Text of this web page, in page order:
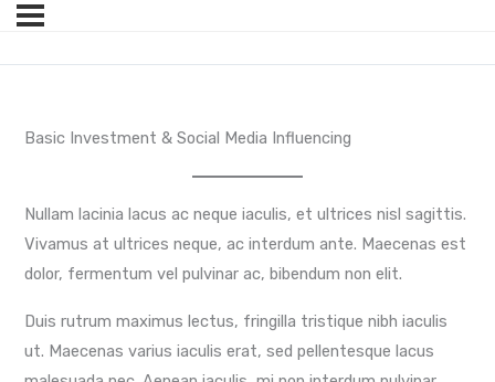
Basic Investment & Social Media Influencing
Nullam lacinia lacus ac neque iaculis, et ultrices nisl sagittis.
Vivamus at ultrices neque, ac interdum ante. Maecenas est
dolor, fermentum vel pulvinar ac, bibendum non elit.
Duis rutrum maximus lectus, fringilla tristique nibh iaculis
ut. Maecenas varius iaculis erat, sed pellentesque lacus